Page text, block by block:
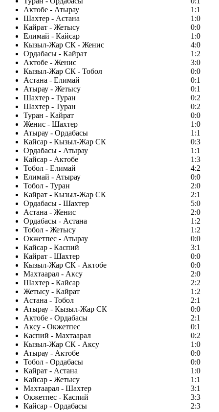
Актобе - Атырау
1:1
Шахтер - Астана
1:0
Кайрат - Жетысу
0:0
Елимай - Кайсар
1:0
Кызыл-Жар СК - Женис
4:0
Ордабасы - Кайрат
1:2
Актобе - Женис
3:0
Кызыл-Жар СК - Тобол
0:0
Астана - Елимай
0:1
Атырау - Жетысу
0:1
Шахтер - Туран
0:2
Шахтер - Туран
0:2
Туран - Кайрат
0:0
Женис - Шахтер
1:0
Атырау - Ордабасы
1:1
Кайсар - Кызыл-Жар СК
0:3
Ордабасы - Атырау
1:1
Кайсар - Актобе
1:3
Тобол - Елимай
4:2
Елимай - Атырау
0:0
Тобол - Туран
2:0
Кайрат - Кызыл-Жар СК
2:1
Ордабасы - Шахтер
5:0
Астана - Женис
2:0
Ордабасы - Астана
1:2
Тобол - Жетысу
1:2
Окжетпес - Атырау
0:0
Кайсар - Каспий
3:1
Кайрат - Шахтер
0:0
Кызыл-Жар СК - Актобе
0:0
Махтаарал - Аксу
2:0
Шахтер - Кайсар
2:2
Жетысу - Кайрат
1:2
Астана - Тобол
2:1
Атырау - Кызыл-Жар СК
0:0
Актобе - Ордабасы
2:1
Аксу - Окжетпес
0:1
Каспий - Махтаарал
0:2
Кызыл-Жар СК - Аксу
1:0
Атырау - Актобе
0:0
Тобол - Ордабасы
0:0
Кайрат - Астана
1:0
Кайсар - Жетысу
1:1
Махтаарал - Шахтер
3:1
Окжетпес - Каспий
3:3
Кайсар - Ордабасы
2:3